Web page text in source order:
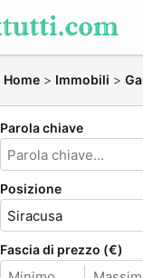
Home > Immobili >
Parola chiave
Posizione
Fascia di prezzo (€)